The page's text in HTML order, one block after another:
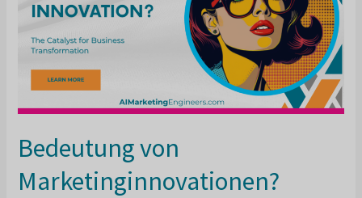
Marktinnovation?
Bedeutung von
Marketinginnovationen?